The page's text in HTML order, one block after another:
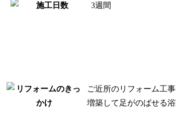
3週間
ご近所のリフォーム工
増築して足がのばせる